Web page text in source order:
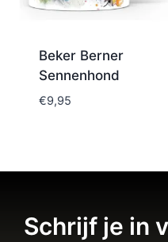
Beker Berner
Sennenhond
€9,95
Schrijf je in